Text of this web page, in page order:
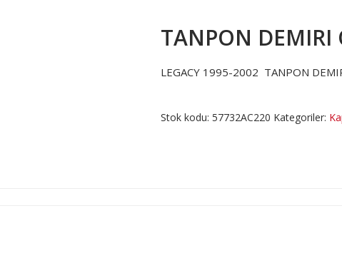
TANPON DEMIRI
LEGACY 1995-2002 TANPON
Stok kodu:57732AC220 Kategoriler: